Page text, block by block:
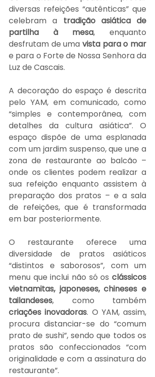
diversas refeições “autênticas” que
celebram a tradição asiática de
partilha à mesa, enquanto
desfrutam de uma vista para o mar
e para o Forte de Nossa Senhora da
Luz de Cascais.
A decoração do espaço é descrita
pelo YAM, em comunicado, como
“simples e contemporânea, com
detalhes da cultura asiática”. O
espaço dispõe de uma esplanada
com um jardim suspenso, que une a
zona de restaurante ao balcão –
onde os clientes podem realizar a
sua refeição enquanto assistem à
preparação dos pratos – e a sala
de refeições, que é transformada
em bar posteriormente.
O restaurante oferece uma
diversidade de pratos asiáticos
“distintos e saborosos”, com um
menu que inclui não só os clássicos
vietnamitas, japoneses, chineses e
tailandeses
criações inovadoras. O YAM, assim,
procura distanciar-se do “comum
prato de sushi”, sendo que todos os
pratos são confeccionados “com
originalidade e com a assinatura do
restaurante”.